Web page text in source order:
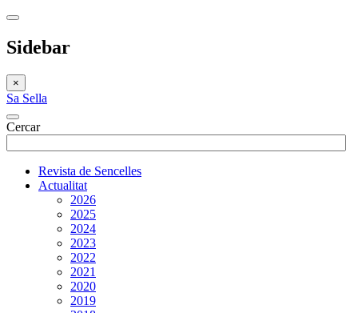
Sidebar
×
Sa Sella
Cercar
Revista de Sencelles
Actualitat
2026
2025
2024
2023
2022
2021
2020
2019